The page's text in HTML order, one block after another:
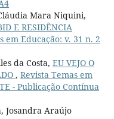
Mara Niquini,
E RESIDÊNCIA
em Educação: v. 31 n. 2
da Costa, EU VEJO O
, Revista Temas em
- Publicação Contínua
Josandra Araújo